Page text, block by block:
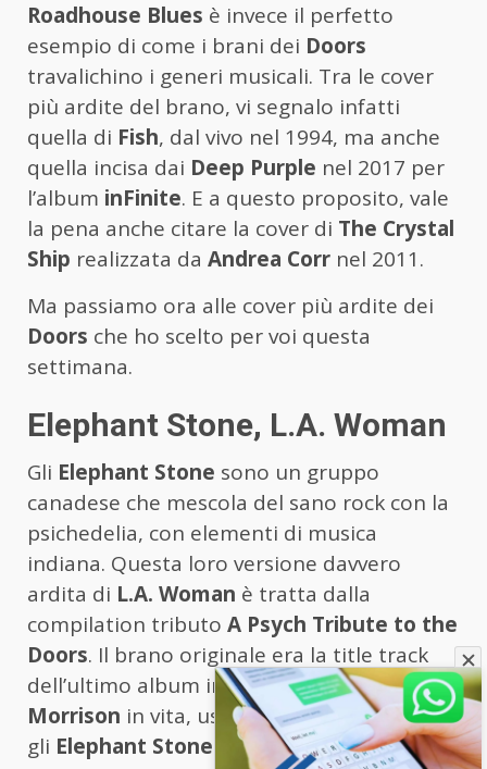
Roadhouse Blues è invece il perfetto
esempio di come i brani dei Doors
travalichino i generi musicali. Tra le cover
più ardite del brano, vi segnalo infatti
quella di Fish, dal vivo nel 1994, ma anche
quella incisa dai Deep Purple nel 2017 per
l’album inFinite. E a questo proposito, vale
la pena anche citare la cover di The Crystal
Ship realizzata da Andrea Corr nel 2011.
Ma passiamo ora alle cover più ardite dei
Doors che ho scelto per voi questa
settimana.
Elephant Stone, L.A. Woman
Gli Elephant Stone sono un gruppo
canadese che mescola del sano rock con la
psichedelia, con elementi di musica
indiana. Questa loro versione davvero
ardita di L.A. Woman è tratta dalla
compilation tributo A Psych Tribute to the
Doors. Il brano originale era la title track
dell’ultimo album inciso daiDoorsconJim
Morrison in vita, uscito nel 1971. Nel video,
gli Elephant Stone eseguono la loro